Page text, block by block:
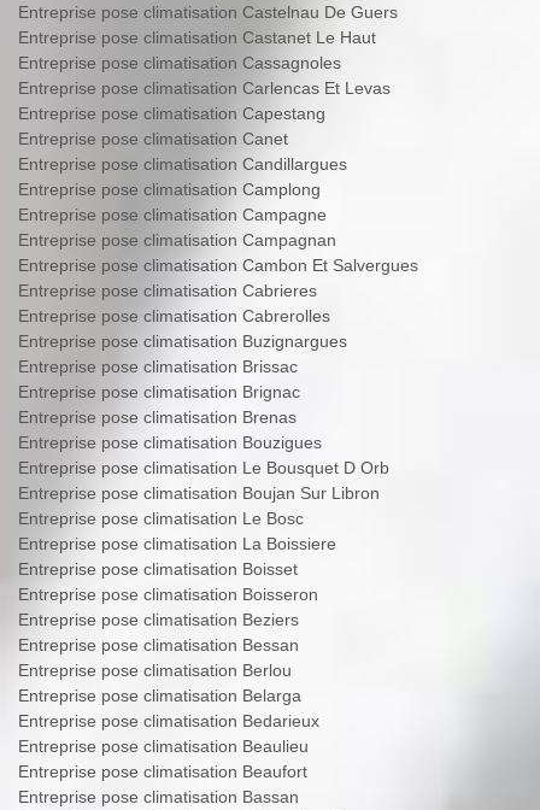
Entreprise pose climatisation Castelnau De Guers
Entreprise pose climatisation Castanet Le Haut
Entreprise pose climatisation Cassagnoles
Entreprise pose climatisation Carlencas Et Levas
Entreprise pose climatisation Capestang
Entreprise pose climatisation Canet
Entreprise pose climatisation Candillargues
Entreprise pose climatisation Camplong
Entreprise pose climatisation Campagne
Entreprise pose climatisation Campagnan
Entreprise pose climatisation Cambon Et Salvergues
Entreprise pose climatisation Cabrieres
Entreprise pose climatisation Cabrerolles
Entreprise pose climatisation Buzignargues
Entreprise pose climatisation Brissac
Entreprise pose climatisation Brignac
Entreprise pose climatisation Brenas
Entreprise pose climatisation Bouzigues
Entreprise pose climatisation Le Bousquet D Orb
Entreprise pose climatisation Boujan Sur Libron
Entreprise pose climatisation Le Bosc
Entreprise pose climatisation La Boissiere
Entreprise pose climatisation Boisset
Entreprise pose climatisation Boisseron
Entreprise pose climatisation Beziers
Entreprise pose climatisation Bessan
Entreprise pose climatisation Berlou
Entreprise pose climatisation Belarga
Entreprise pose climatisation Bedarieux
Entreprise pose climatisation Beaulieu
Entreprise pose climatisation Beaufort
Entreprise pose climatisation Bassan